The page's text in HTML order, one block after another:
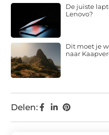
Delen:
De juiste
Lenovo?
Dit moet je
naar